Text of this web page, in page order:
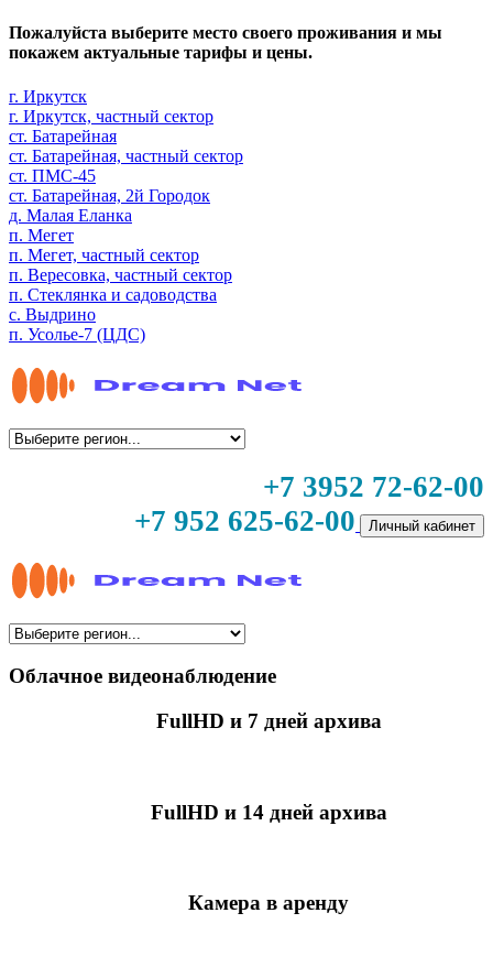
Пожалуйста выберите место своего проживания и мы
покажем актуальные тарифы и цены.
г. Иркутск
г. Иркутск, частный сектор
ст. Батарейная
ст. Батарейная, частный сектор
ст. ПМС-45
ст. Батарейная, 2й Городок
д. Малая Еланка
п. Мегет
п. Мегет, частный сектор
п. Вересовка, частный сектор
п. Стеклянка и садоводства
с. Выдрино
п. Усолье-7 (ЦДС)
+7 3952 72-62-00
+7 952 625-62-00
Личный кабинет
Облачное видеонаблюдение
FullHD и 7 дней архива
FullHD и 14 дней архива
Камера в аренду